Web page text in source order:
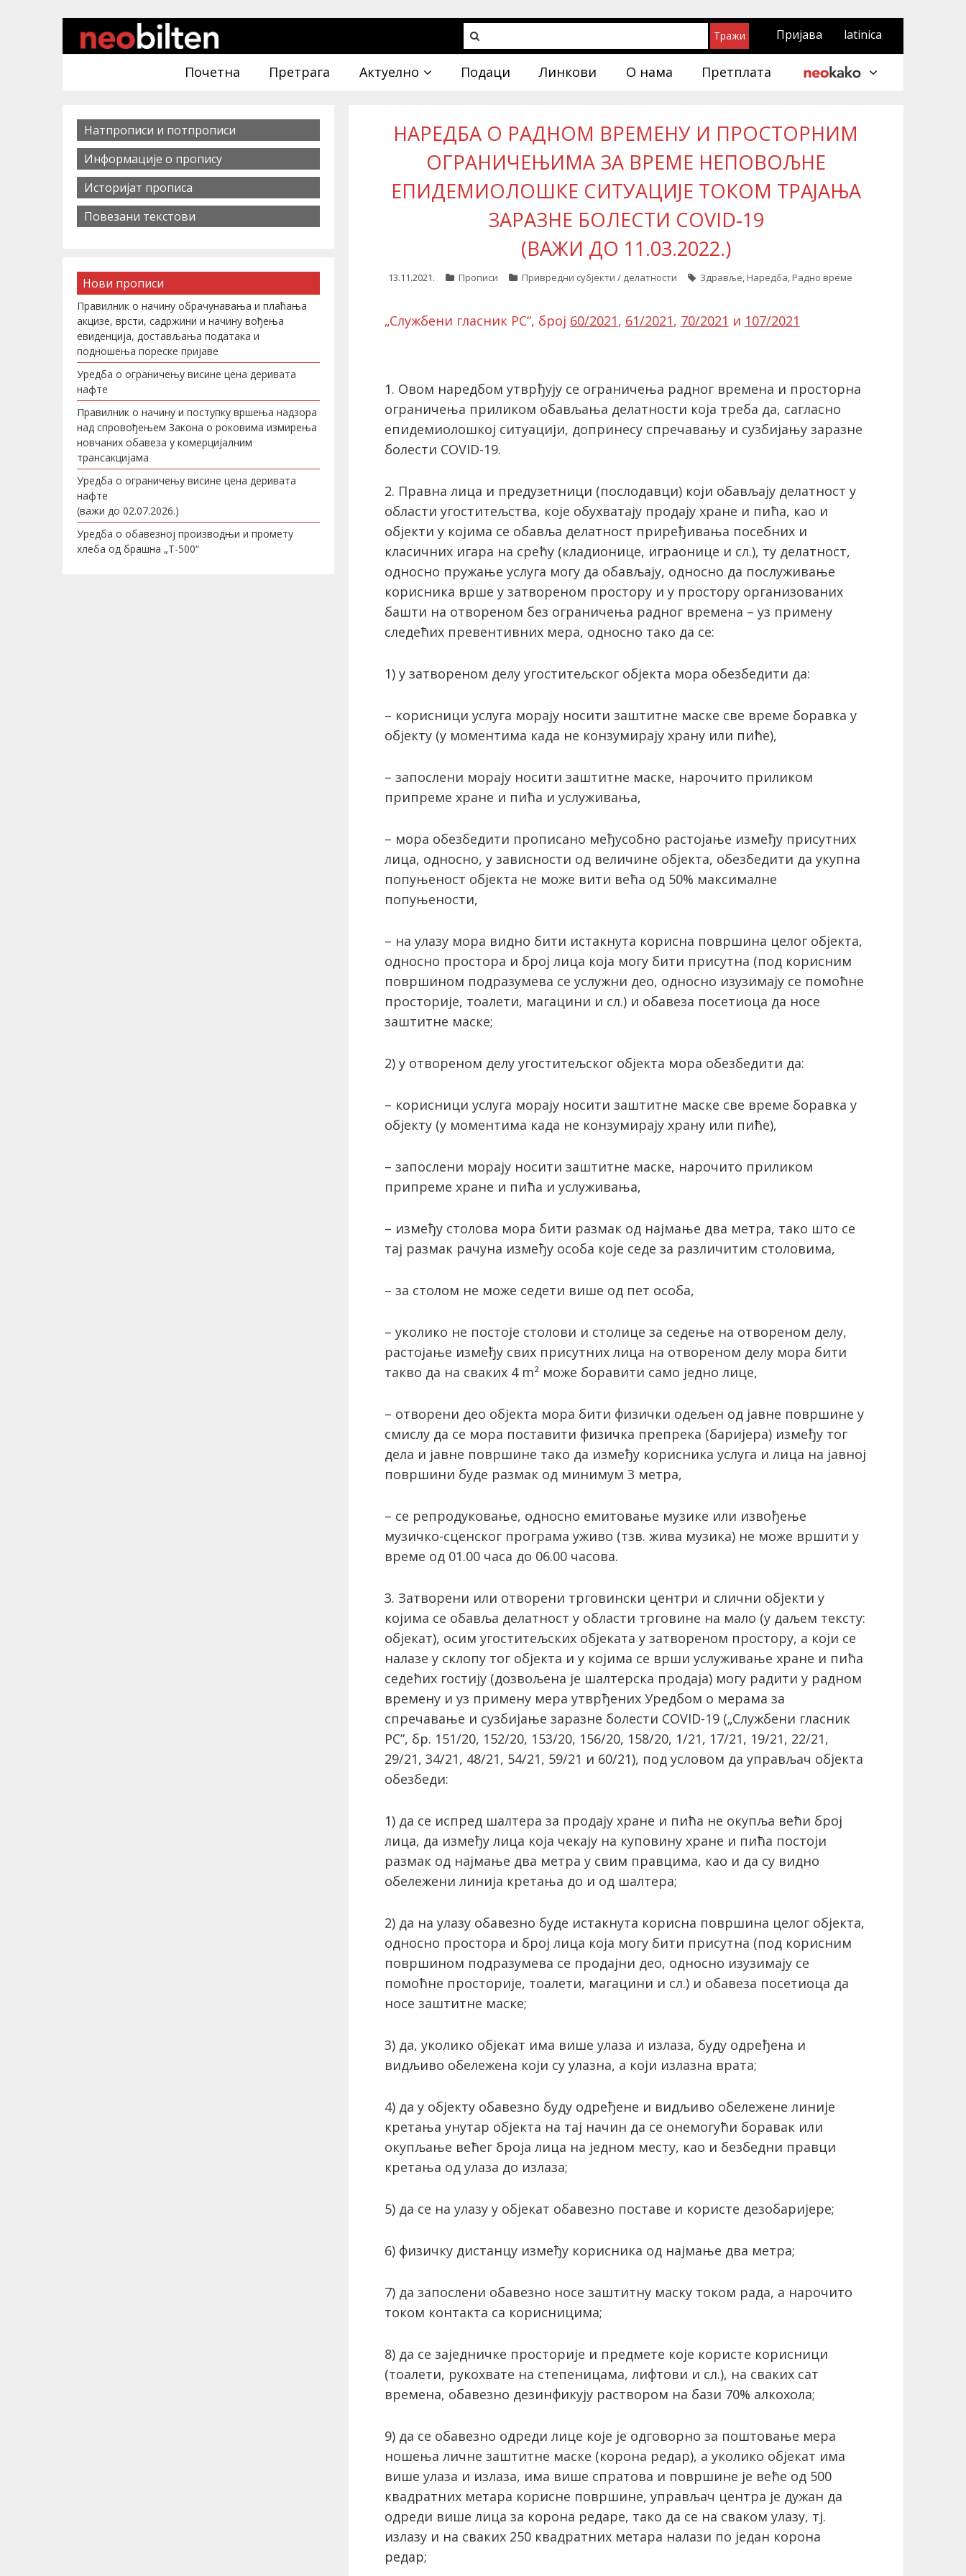
Пријава latinica
Почетна Претрага Актуелно Подаци Линкови О нама Претплата
НАРЕДБА О РАДНОМ ВРЕМЕНУ И ПРОСТОРНИМ
ОГРАНИЧЕЊИМА ЗА ВРЕМЕ НЕПОВОЉНЕ
ЕПИДЕМИОЛОШКЕ СИТУАЦИЈЕ ТОКОМ ТРАЈАЊА
ЗАРАЗНЕ БОЛЕСТИ COVID-19
(ВАЖИ ДО 11.03.2022.)
13.11.2021. Прописи Привредни субјекти / делатности Здравље, Наредба, Радно време
„Службени гласник РС“, број 60/2021, 61/2021, 70/2021 и 107/2021
1. Овом наредбом утврђују се ограничења радног времена и просторна
ограничења приликом обављања делатности која треба да, сагласно
епидемиолошкој ситуацији, допринесу спречавању и сузбијању заразне
болести COVID-19.
2. Правна лица и предузетници (послодавци) који обављају делатност у
области угоститељства, које обухватају продају хране и пића, као и
објекти у којима се обавља делатност приређивања посебних и
класичних игара на срећу (кладионице, играонице и сл.), ту делатност,
односно пружање услуга могу да обављају, односно да послуживање
корисника врше у затвореном простору и у простору организованих
башти на отвореном без ограничења радног времена – уз примену
следећих превентивних мера, односно тако да се:
1) у затвореном делу угоститељског објекта мора обезбедити да:
– корисници услуга морају носити заштитне маске све време боравка у
објекту (у моментима када не конзумирају храну или пиће),
– запослени морају носити заштитне маске, нарочито приликом
припреме хране и пића и услуживања,
– мора обезбедити прописано међусобно растојање између присутних
лица, односно, у зависности од величине објекта, обезбедити да укупна
попуњеност објекта не може вити већа од 50% максималне
попуњености,
– на улазу мора видно бити истакнута корисна површина целог објекта,
односно простора и број лица која могу бити присутна (под корисним
површином подразумева се услужни део, односно изузимају се помоћне
просторије, тоалети, магацини и сл.) и обавеза посетиоца да носе
заштитне маске;
2) у отвореном делу угоститељског објекта мора обезбедити да:
– корисници услуга морају носити заштитне маске све време боравка у
објекту (у моментима када не конзумирају храну или пиће),
– запослени морају носити заштитне маске, нарочито приликом
припреме хране и пића и услуживања,
– између столова мора бити размак од најмање два метра, тако што се
тај размак рачуна између особа које седе за различитим столовима,
– за столом не може седети више од пет особа,
– уколико не постоје столови и столице за седење на отвореном делу,
растојање између свих присутних лица на отвореном делу мора бити
такво да на сваких 4 m² може боравити само једно лице,
– отворени део објекта мора бити физички одељен од јавне површине у
смислу да се мора поставити физичка препрека (баријера) између тог
дела и јавне површине тако да између корисника услуга и лица на јавној
површини буде размак од минимум 3 метра,
– се репродуковањe, односно емитовањe музикe или извођење
музичко-сценског програма уживо (тзв. жива музика) не може вршити у
време од 01.00 часа до 06.00 часова.
3. Затворени или отворени трговински центри и слични објекти у
којима се обавља делатност у области трговине на мало (у даљем тексту:
објекат), осим угоститељских објеката у затвореном простору, а који се
налазе у склопу тог објекта и у којима се врши услуживање хране и пића
седећих гостију (дозвољена је шалтерска продаја) могу радити у радном
времену и уз примену мера утврђених Уредбом о мерама за
спречавање и сузбијање заразне болести COVID-19 („Службени гласник
РС”, бр. 151/20, 152/20, 153/20, 156/20, 158/20, 1/21, 17/21, 19/21, 22/21,
29/21, 34/21, 48/21, 54/21, 59/21 и 60/21), под условом да управљач објекта
обезбеди:
1) да се испред шалтера за продају хране и пића не окупља већи број
лица, да између лица која чекају на куповину хране и пића постоји
размак од најмање два метра у свим правцима, као и да су видно
обележени линија кретања до и од шалтера;
2) да на улазу обавезно буде истакнута корисна површина целог објекта,
односно простора и број лица која могу бити присутна (под корисним
површином подразумева се продајни део, односно изузимају се
помоћне просторије, тоалети, магацини и сл.) и обавеза посетиоца да
носе заштитне маске;
3) да, уколико објекат има више улаза и излаза, буду одређена и
видљиво обележена који су улазна, а који излазна врата;
4) да у објекту обавезно буду одређене и видљиво обележене линије
кретања унутар објекта на тај начин да се онемогући боравак или
окупљање већег броја лица на једном месту, као и безбедни правци
кретања од улаза до излаза;
5) да се на улазу у објекат обавезно поставе и користе дезобаријере;
6) физичку дистанцу између корисника од најмање два метра;
7) да запослени обавезно носе заштитну маску током рада, а нарочито
током контакта са корисницима;
8) да се заједничке просторије и предмете које користе корисници
(тоалети, рукохвате на степеницама, лифтови и сл.), на сваких сат
времена, обавезно дезинфикују раствором на бази 70% алкохола;
9) да се обавезно одреди лице које је одговорно за поштовање мера
ношења личне заштитне маске (корона редар), а уколико објекат има
више улаза и излаза, има више спратова и површине је веће од 500
квадратних метара корисне површине, управљач центра је дужан да
одреди више лица за корона редаре, тако да се на сваком улазу, тј.
излазу и на сваких 250 квадратних метара налази по један корона
редар;
Натпрописи и потпрописи
Информације о пропису
Историјат прописа
Повезани текстови
Нови прописи
Правилник о начину обрачунавања и плаћања
акцизе, врсти, садржини и начину вођења
евиденција, достављања података и
подношења пореске пријаве
Уредба о ограничењу висине цена деривата
нафте
Правилник о начину и поступку вршења надзора
над спровођењем Закона о роковима измирења
новчаних обавеза у комерцијалним
трансакцијама
Уредба о ограничењу висине цена деривата
нафте
(важи до 02.07.2026.)
Уредба о обавезној производњи и промету
хлеба од брашна „Т-500“